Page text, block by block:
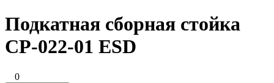
Подкатная сборная стойка
СР-022-01 ESD
0